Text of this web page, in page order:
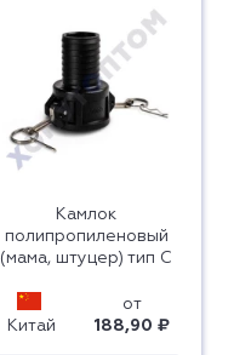
Камлок
полипропиленовый
(мама, штуцер) тип C
Китай
от
188,90 ₽